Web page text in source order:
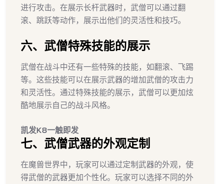
进行攻击。在展示长杆武器时，武僧可以通过翻
滚、跳跃等动作，展示出他们的灵活性和技巧。
六、武僧特殊技能的展示
武僧在战斗中还有一些特殊的技能，如翻滚、飞踢
等。这些技能可以在展示武器的增加武僧的攻击力
和灵活性。通过特殊技能的展示，武僧可以更加炫
酷地展示自己的战斗风格。
凯发K8一触即发
七、武僧武器的外观定制
在魔兽世界中，玩家可以通过定制武器的外观，使
得武僧的武器更加个性化。玩家可以选择不同的外